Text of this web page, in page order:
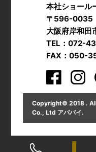
本社ショール
〒596-0035
大阪府岸和田
TEL：072-
FAX：050-
Copyright© 2018 .
Co., Ltd アババイ.